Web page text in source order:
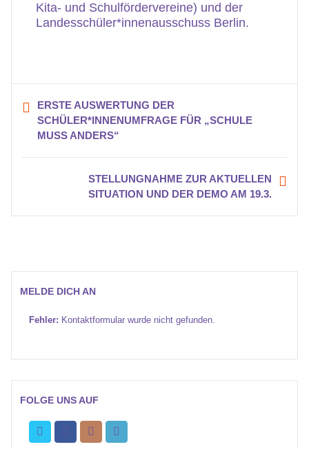
Kita- und Schulfördervereine) und der
Landesschüler*innenausschuss Berlin.
ERSTE AUSWERTUNG DER
SCHÜLER*INNENUMFRAGE FÜR „SCHULE
MUSS ANDERS“
STELLUNGNAHME ZUR AKTUELLEN
SITUATION UND DER DEMO AM 19.3.
MELDE DICH AN
Fehler: Kontaktformular wurde nicht gefunden.
FOLGE UNS AUF